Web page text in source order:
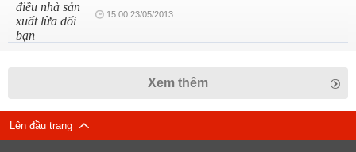
15:00 23/05/2013
Xem thêm
Lên đầu trang